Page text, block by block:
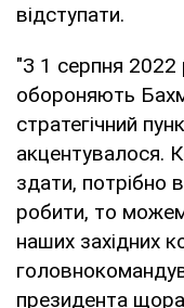
відступати.
"З 1 серпня 2022
обороняють
стратегічний
акцентувалося.
здати, потрібно
робити, то
наших західних
президента